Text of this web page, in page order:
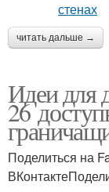
читать дальше →
Идеи для
26
Поделиться на